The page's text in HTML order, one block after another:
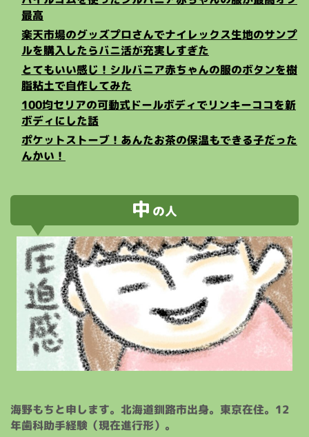
最高
楽天市場のグッズプロさんでナイレックス生地のサンプ
ルを購入したらバニ活が充実しすぎた
とてもいい感じ！シルバニア赤ちゃんの服のボタンを樹
脂粘土で自作してみた
100均セリアの可動式ドールボディでリンキーココを新
ボディにした話
ポケットストーブ！あんたお茶の保温もできる子だった
んかい！
中 の人
海野もちと申します。北海道釧路市出身。東京在住。12
年歯科助手経験（現在進行形）。